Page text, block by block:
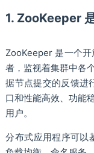
1. ZooKeeper
ZooKeeper 是一个
者，监视着集群中各
据节点提交的反馈进
口和性能高效、功能
用户。
分布式应用程序可以